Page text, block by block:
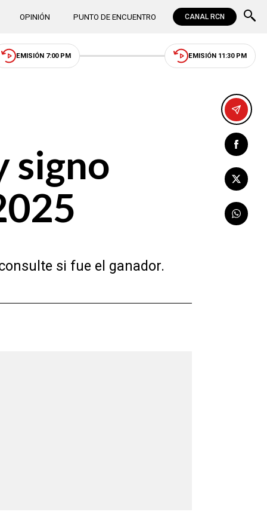
OPINIÓN PUNTO DE ENCUENTRO CANAL RCN
EMISIÓN 7:00 PM EMISIÓN 11:30 PM
signo
si fue el ganador.